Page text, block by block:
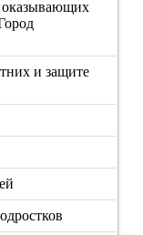
оказывающих
и защите